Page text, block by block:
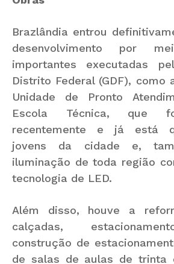
Brazlândia entrou
desenvolvimento por
importantes executadas
Distrito Federal (GDF), como
Unidade de Pronto
Escola Técnica, que
recentemente e já está
jovens da cidade e,
iluminação de toda região
tecnologia de LED.
Além disso, houve a
calçadas,
construção de
de salas de aulas de trinta